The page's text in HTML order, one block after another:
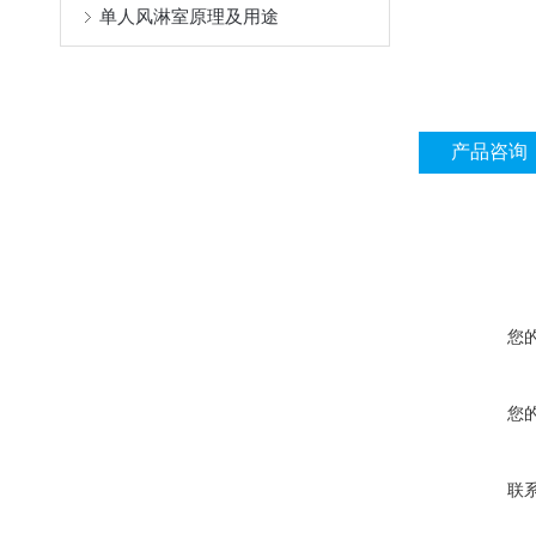
单人风淋室原理及用途
产品咨询
您
您
联